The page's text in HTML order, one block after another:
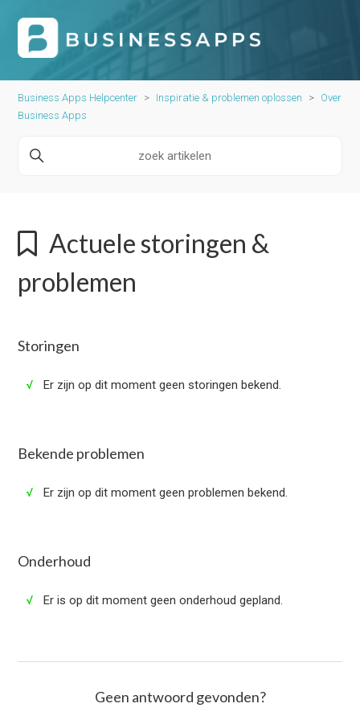
Business Apps Helpcenter Inspiratie & problemen oplossen
Over
Business Apps
Actuele storingen &
problemen
Storingen
√ Er zijn op dit moment geen storingen bekend.
Bekende problemen
√ Er zijn op dit moment geen problemen bekend.
Onderhoud
√ Er is op dit moment geen onderhoud gepland.
Geen antwoord gevonden?